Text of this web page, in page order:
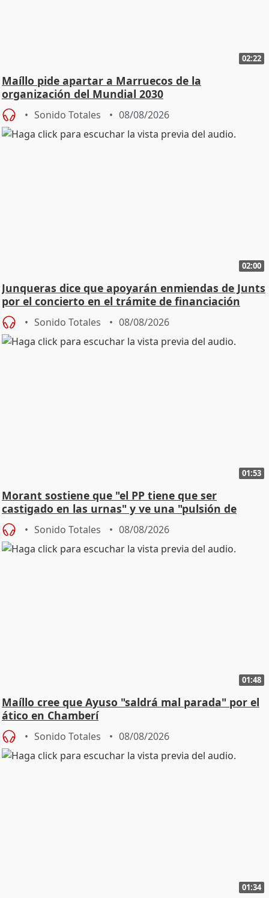
02:22
Maíllo pide apartar a Marruecos de la
organización del Mundial 2030
Sonido Totales 08/08/2026
02:00
Junqueras dice que apoyarán enmiendas de Junts
por el concierto en el trámite de financiación
Sonido Totales 08/08/2026
01:53
Morant sostiene que "el PP tiene que ser
castigado en las urnas" y ve una "pulsión de
cambio"
Sonido Totales 08/08/2026
01:48
Maíllo cree que Ayuso "saldrá mal parada" por el
ático en Chamberí
Sonido Totales 08/08/2026
01:34